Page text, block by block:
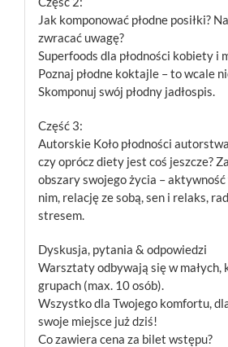
Jak komponować płodne posiłki?
zwracać uwagę?
Superfoods dla płodności kobiety i
Poznaj płodne koktajle – to wcale
Skomponuj swój płodny jadłospis.
Część 3:
Autorskie Koło płodności
czy oprócz diety jest coś jeszcze?
obszary swojego życia –
nim, relację ze sobą, sen i relaks,
stresem.
Dyskusja, pytania & odpowiedzi
Warsztaty odbywają się w małych,
grupach (max. 10 osób).
Wszystko dla Twojego komfortu,
swoje miejsce już dziś!
Co zawiera cena za bilet wstępu?